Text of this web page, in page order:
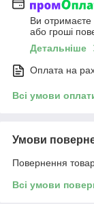
Ви
або гроші
Детальніше
Оплата на
Всі умови
Умови
Повернення
Всі умови